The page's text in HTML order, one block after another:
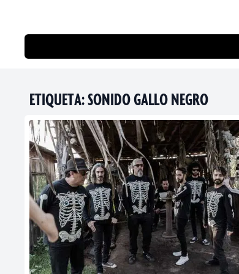
ETIQUETA:SONIDO GALLO NEGRO